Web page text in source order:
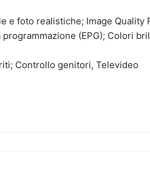
e foto realistiche; Image Quality
(EPG); Colori
Controllo genitori, Televideo